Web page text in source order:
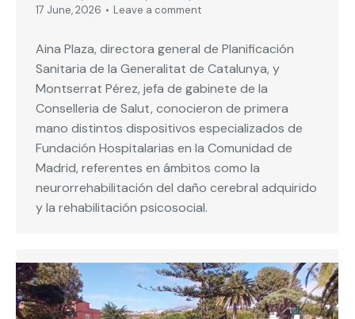
17 June, 2026
Leave a comment
Aina Plaza, directora general de Planificación
Sanitaria de la Generalitat de Catalunya, y
Montserrat Pérez, jefa de gabinete de la
Conselleria de Salut, conocieron de primera
mano distintos dispositivos especializados de
Fundación Hospitalarias en la Comunidad de
Madrid, referentes en ámbitos como la
neurorrehabilitación del daño cerebral adquirido
y la rehabilitación psicosocial.